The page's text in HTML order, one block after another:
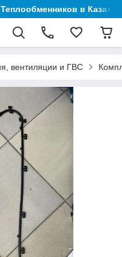
в
вентиляции и ГВС